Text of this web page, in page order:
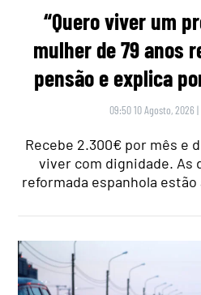
“Quero viver um
mulher de 79 anos
pensão e explica
09:50 10 Agosto, 2026 |
Recebe 2.300€ por mês e
viver com dignidade. As
reformada espanhola